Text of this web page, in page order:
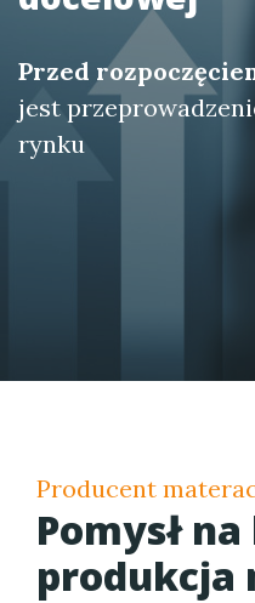
Przed
jest
rynku
Producent
Pomysł
produkcja